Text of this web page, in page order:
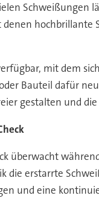
hochbrillante
mit dem
Bauteil dafür
gestalten und
überwacht
die erstarrte
und eine